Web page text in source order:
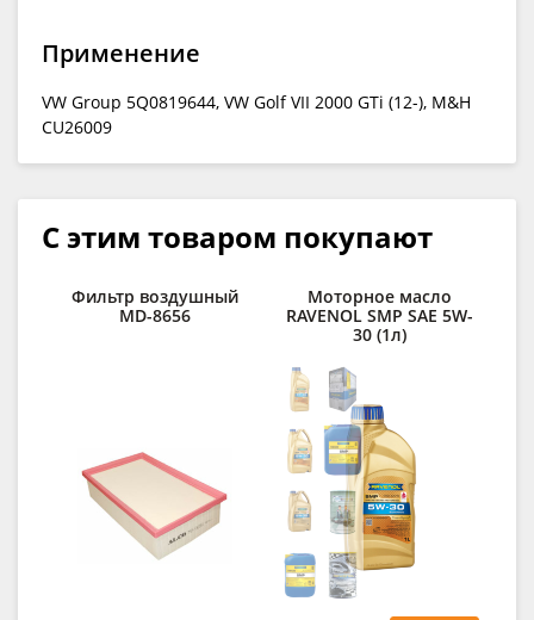
Применение
VW Group 5Q0819644, VW Golf VII 2000 GTi (12-), M&H
CU26009
С этим товаром покупают
Фильтр воздушный
MD-8656
Моторное масло
RAVENOL SMP SAE 5W-
30 (1л)